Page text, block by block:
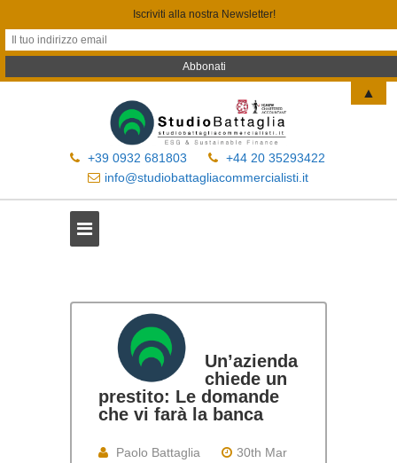
+39 0932 681803
+44 20 35293422
info@studiobattagliacommercialisti.it
Un’azienda
chiede un
prestito: Le domande
che vi farà la banca
Paolo Battaglia
30th Mar
Iscriviti alla nostra Newsletter!
▲